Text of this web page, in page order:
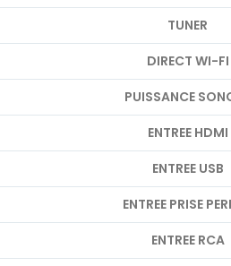
TUNER
DIRECT WI-FI
PUISSANCE
ENTREE HDMI
ENTREE USB
ENTREE PRISE
ENTREE RCA